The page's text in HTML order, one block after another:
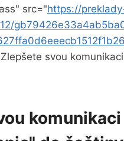
src="https://
svou